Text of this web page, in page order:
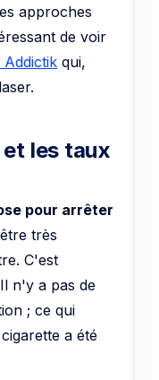
approches
de voir
Addictik qui,
les taux
pour arrêter
très
C'est
n'y a pas de
; ce qui
a été